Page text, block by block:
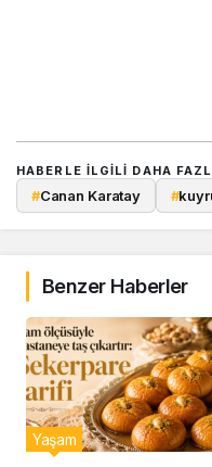
HABERLE ILGILI DAHA
#Canan Karatay #
Benzer Haberler
Yaşam